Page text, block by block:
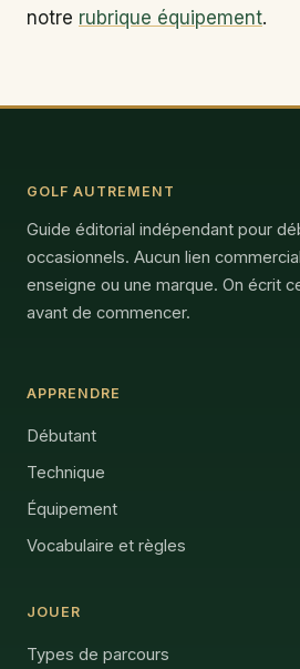
notre rubrique équipement.
GOLF AUTREMENT
Guide éditorial indépendant pour
occasionnels. Aucun lien
enseigne ou une marque. On écrit
avant de commencer.
APPRENDRE
Débutant
Technique
Équipement
Vocabulaire et règles
JOUER
Types de parcours